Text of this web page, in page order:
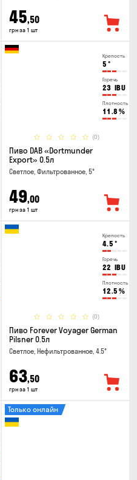
45,50
грн за 1 шт
Крепость
5 °
Горечь
23 IBU
Плотность
11.8 %
(0)
Пиво DAB «Dortmunder
Export» 0.5л
Светлое, Фильтрованное, 5°
49,00
грн за 1 шт
Крепость
4.5 °
Горечь
22 IBU
Плотность
12.5 %
(0)
Пиво Forever Voyager German
Pilsner 0.5л
Светлое, Нефильтрованное, 4.5°
63,50
грн за 1 шт
Только онлайн